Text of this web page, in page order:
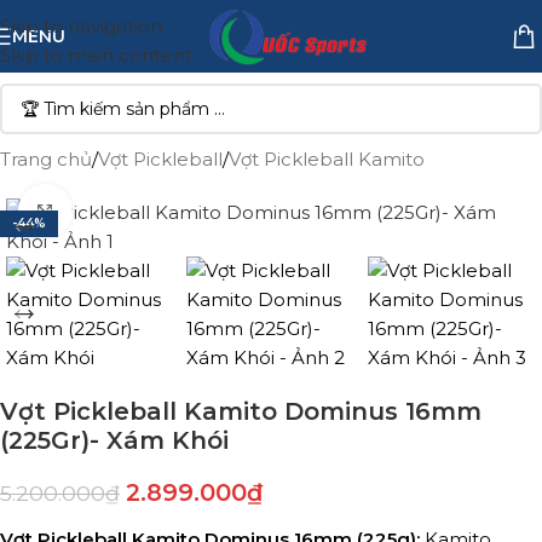
Skip to navigation
Skip to main content
MENU
Trang chủ/Vợt Pickleball/Vợt Pickleball Kamito
-44%
Click to enlarge
Vợt Pickleball Kamito Dominus 16mm
(225Gr)- Xám Khói
5.200.000₫ 2.899.000₫